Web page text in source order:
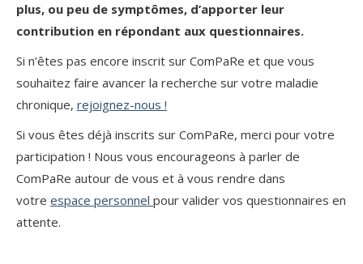
plus, ou peu de symptômes, d’apporter leur
contribution en répondant aux questionnaires.
Si n’êtes pas encore inscrit sur ComPaRe et que vous
souhaitez faire avancer la recherche sur votre maladie
chronique, rejoignez-nous !
Si vous êtes déjà inscrits sur ComPaRe, merci pour votre
participation ! Nous vous encourageons à parler de
ComPaRe autour de vous et à vous rendre dans
votre espace personnel pour valider vos questionnaires en
attente.